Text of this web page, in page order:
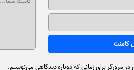
مرورگر برای زمانی که دوباره دیدگاهی می‌نویسم.